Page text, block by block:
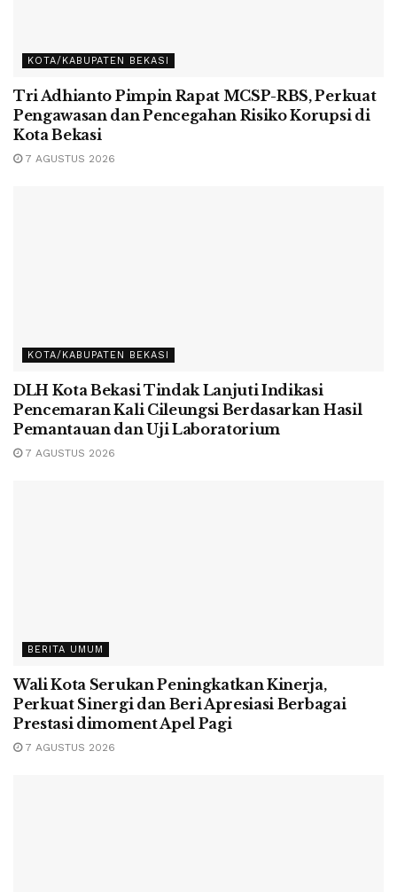
KOTA/KABUPATEN BEKASI
Tri Adhianto Pimpin Rapat MCSP-RBS, Perkuat
Pengawasan dan Pencegahan Risiko Korupsi di
Kota Bekasi
7 AGUSTUS 2026
KOTA/KABUPATEN BEKASI
DLH Kota Bekasi Tindak Lanjuti Indikasi
Pencemaran Kali Cileungsi Berdasarkan Hasil
Pemantauan dan Uji Laboratorium
7 AGUSTUS 2026
BERITA UMUM
Wali Kota Serukan Peningkatkan Kinerja,
Perkuat Sinergi dan Beri Apresiasi Berbagai
Prestasi dimoment Apel Pagi
7 AGUSTUS 2026